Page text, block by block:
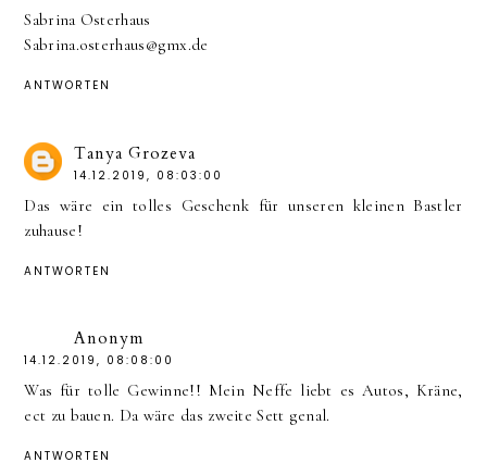
Sabrina Osterhaus
Sabrina.osterhaus@gmx.de
ANTWORTEN
Tanya Grozeva
14.12.2019, 08:03:00
Das wäre ein tolles Geschenk für unseren kleinen Bastler
zuhause!
ANTWORTEN
Anonym
14.12.2019, 08:08:00
Was für tolle Gewinne!! Mein Neffe liebt es Autos, Kräne,
ect zu bauen. Da wäre das zweite Sett genal.
ANTWORTEN